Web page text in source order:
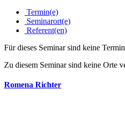
Termin(e)
Seminarort(e)
Referent(en)
Für dieses Seminar sind keine
Zu diesem Seminar sind keine Orte
Romena Richter